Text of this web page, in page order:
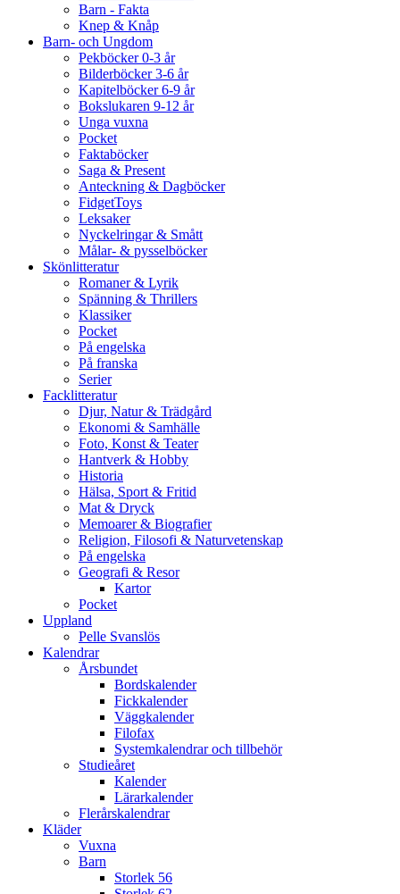
Barn - Fakta
Knep & Knåp
Barn- och Ungdom
Pekböcker 0-3 år
Bilderböcker 3-6 år
Kapitelböcker 6-9 år
Bokslukaren 9-12 år
Unga vuxna
Pocket
Faktaböcker
Saga & Present
Anteckning & Dagböcker
FidgetToys
Leksaker
Nyckelringar & Smått
Målar- & pysselböcker
Skönlitteratur
Romaner & Lyrik
Spänning & Thrillers
Klassiker
Pocket
På engelska
På franska
Serier
Facklitteratur
Djur, Natur & Trädgård
Ekonomi & Samhälle
Foto, Konst & Teater
Hantverk & Hobby
Historia
Hälsa, Sport & Fritid
Mat & Dryck
Memoarer & Biografier
Religion, Filosofi & Naturvetenskap
På engelska
Geografi & Resor
Kartor
Pocket
Uppland
Pelle Svanslös
Kalendrar
Årsbundet
Bordskalender
Fickkalender
Väggkalender
Filofax
Systemkalendrar och tillbehör
Studieåret
Kalender
Lärarkalender
Flerårskalendrar
Kläder
Vuxna
Barn
Storlek 56